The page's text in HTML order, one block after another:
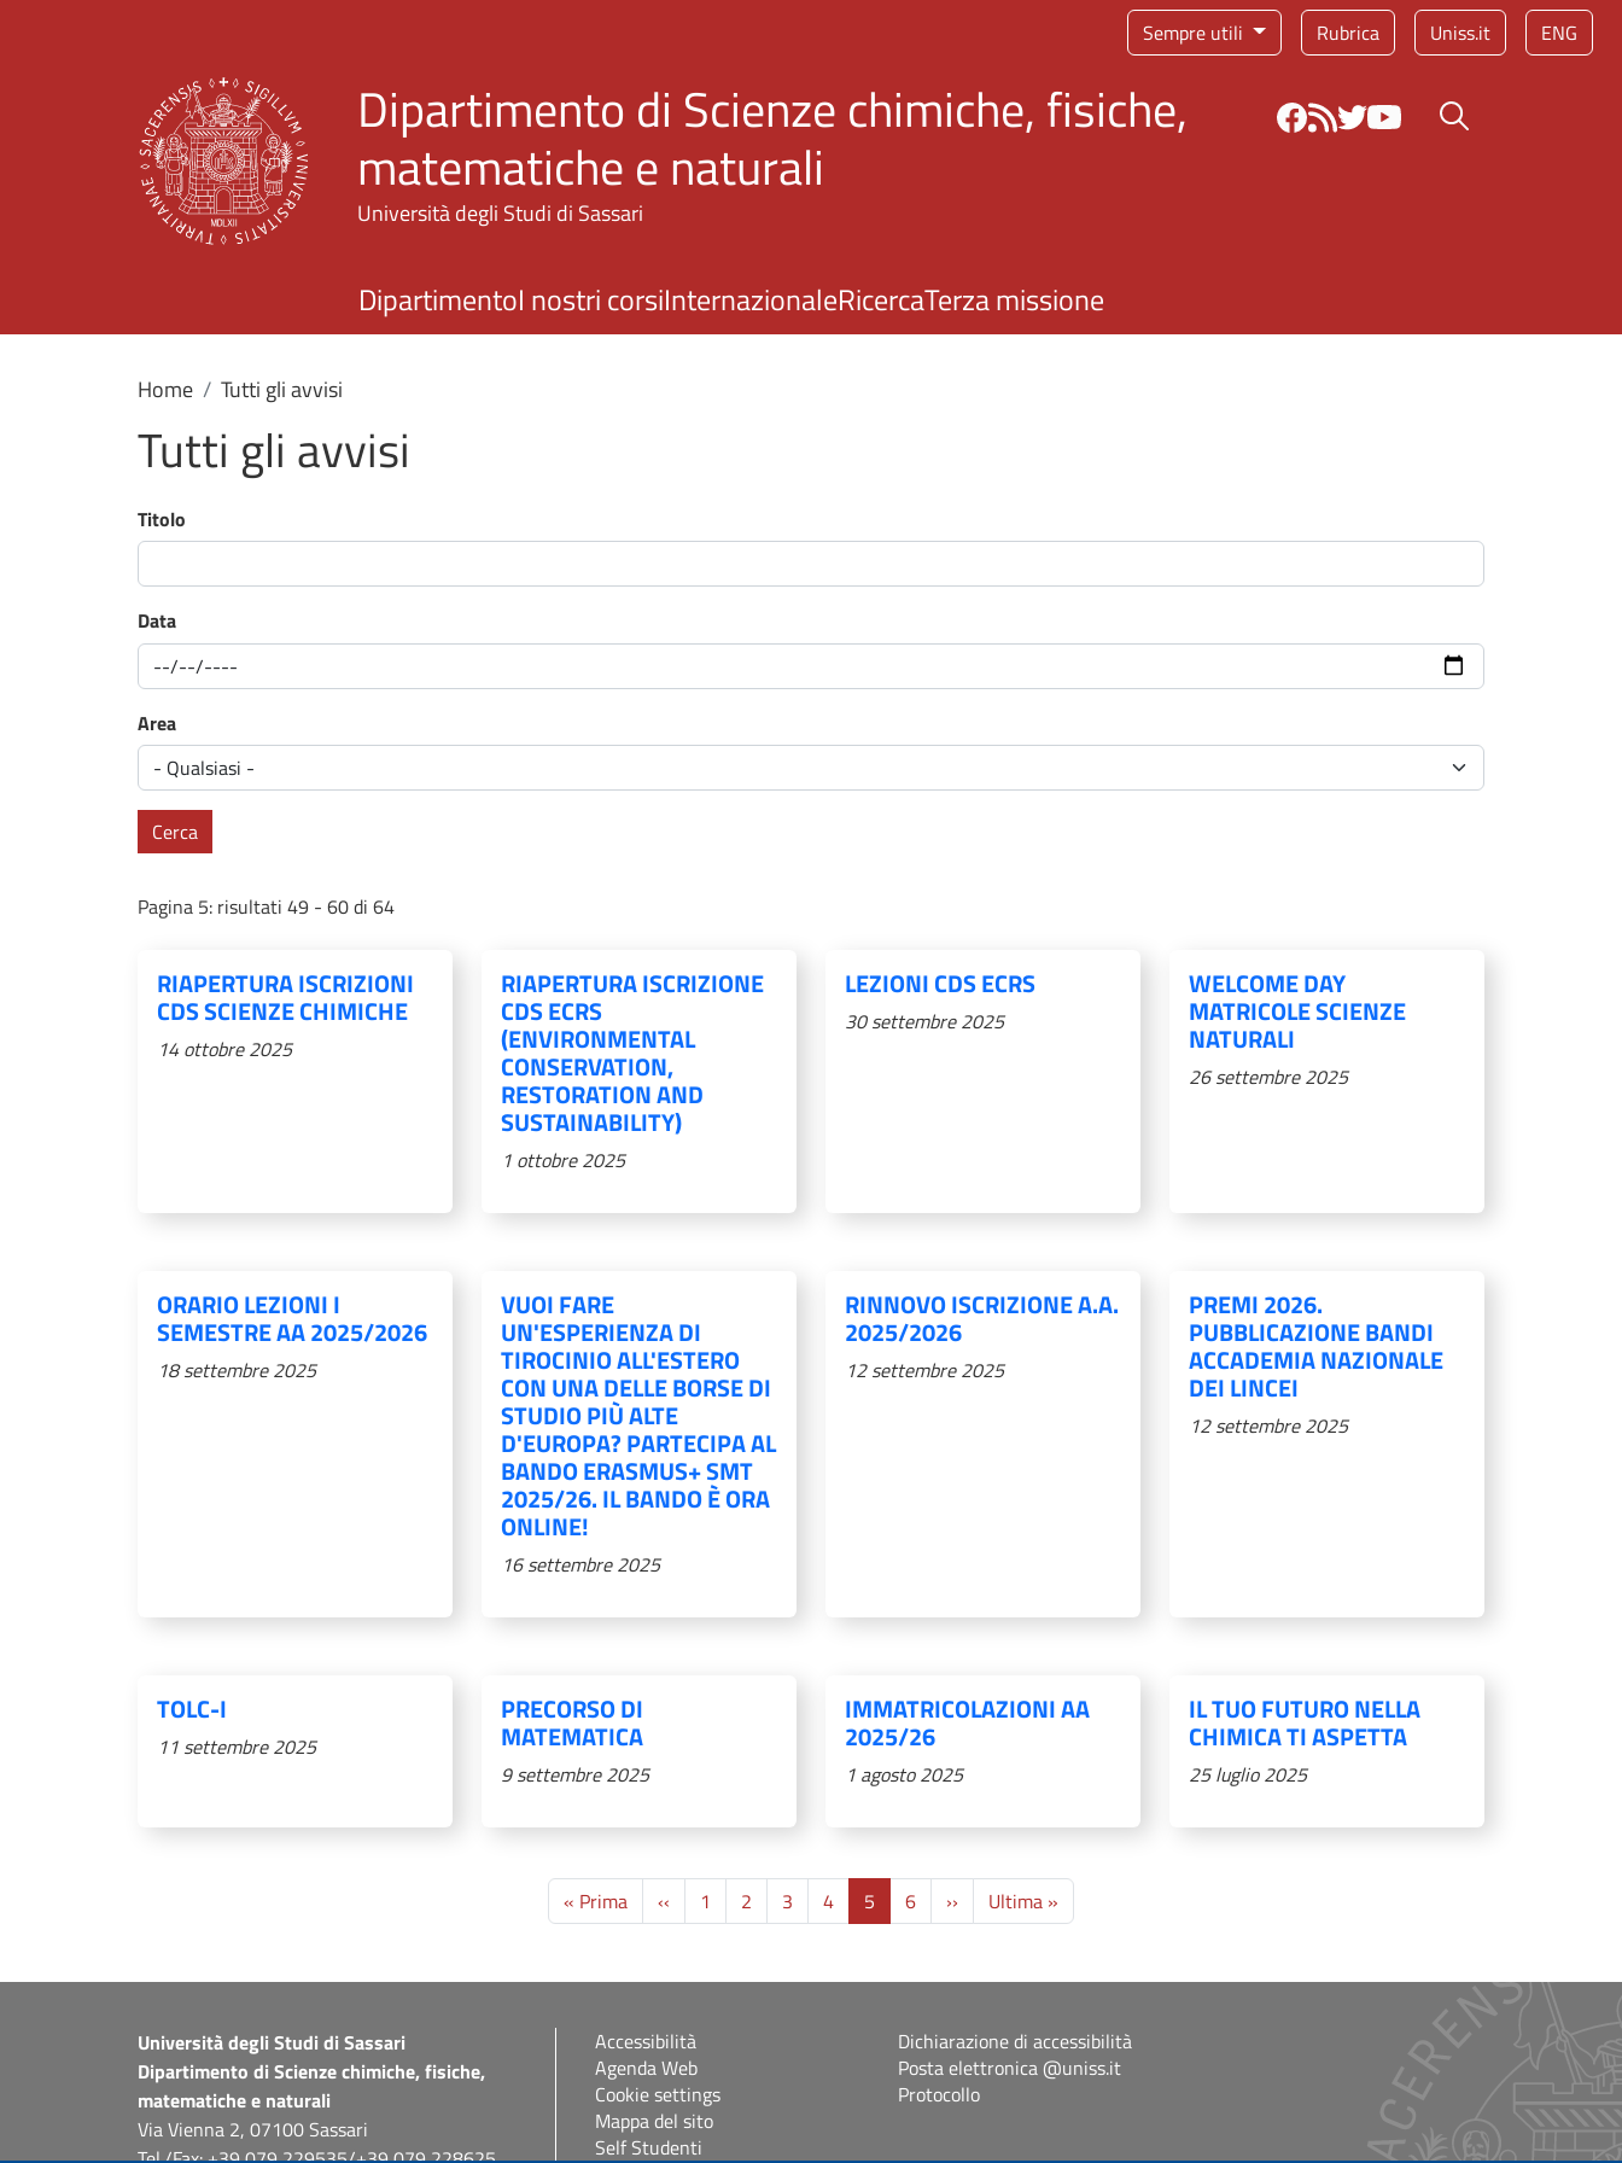
Sempre utili Rubrica Uniss.it ENG
Dipartimento di Scienze chimiche, fisiche,
matematiche e naturali
Università degli Studi di Sassari
Bottone cerca
DipartimentoI nostri corsiInternazionaleRicercaTerza missione
Home Tutti gli avvisi
Tutti gli avvisi
Titolo
Data
Area
Cerca
Pagina 5: risultati 49 - 60 di 64
RIAPERTURA ISCRIZIONI
CDS SCIENZE CHIMICHE
14 ottobre 2025
RIAPERTURA ISCRIZIONE
CDS ECRS
(ENVIRONMENTAL
CONSERVATION,
RESTORATION AND
SUSTAINABILITY)
1 ottobre 2025
LEZIONI CDS ECRS
30 settembre 2025
WELCOME DAY
MATRICOLE SCIENZE
NATURALI
26 settembre 2025
ORARIO LEZIONI I
SEMESTRE AA 2025/2026
18 settembre 2025
VUOI FARE
UN'ESPERIENZA DI
TIROCINIO ALL'ESTERO
CON UNA DELLE BORSE DI
STUDIO PIÙ ALTE
D'EUROPA? PARTECIPA AL
BANDO ERASMUS+ SMT
2025/26. IL BANDO È ORA
ONLINE!
16 settembre 2025
RINNOVO ISCRIZIONE A.A.
2025/2026
12 settembre 2025
PREMI 2026.
PUBBLICAZIONE BANDI
ACCADEMIA NAZIONALE
DEI LINCEI
12 settembre 2025
TOLC-I
11 settembre 2025
PRECORSO DI
MATEMATICA
9 settembre 2025
IMMATRICOLAZIONI AA
2025/26
1 agosto 2025
IL TUO FUTURO NELLA
CHIMICA TI ASPETTA
25 luglio 2025
« Prima Prima pagina
‹‹ Pagina precedente
1 2 3 4 5 6 ›› Pagina successiva
Ultima »
Università degli Studi di Sassari
Dipartimento di Scienze chimiche, fisiche,
matematiche e naturali
Via Vienna 2, 07100 Sassari
Accessibilità
Agenda Web
Cookie settings
Mappa del sito
Self Studenti
Dichiarazione di accessibilità
Posta elettronica @uniss.it
Protocollo